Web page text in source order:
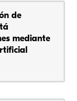
de
mediante